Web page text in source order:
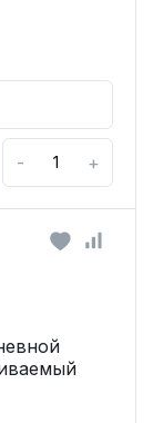
- +